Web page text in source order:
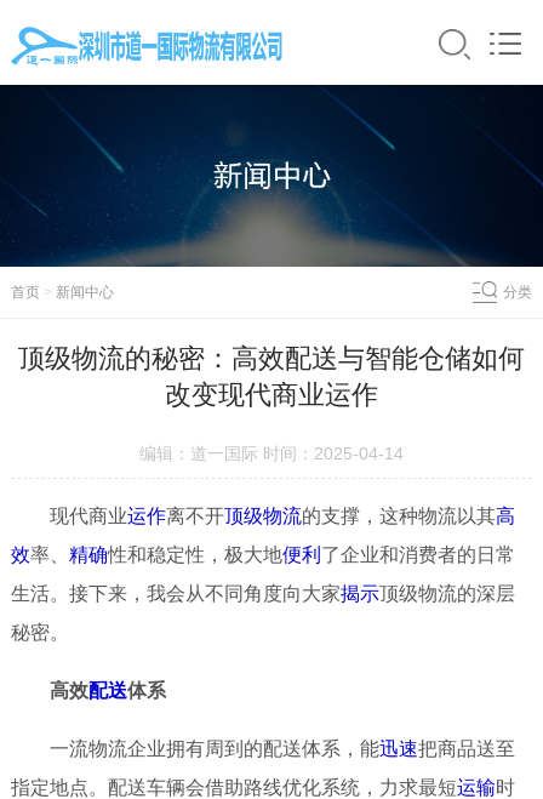
首页> 新闻中心 分类
顶级物流的秘密：高效配送与智能仓储如何
改变现代商业运作
编辑：道一国际 时间：2025-04-14
现代商业运作离不开顶级物流的支撑，这种物流以其高
效率、 精确性和稳定性，极大地便利 了企业和消费者的日常
生活。接下来，我会从不同角度向大家揭示顶级物流的深层
秘密。
高效配送体系
一流物流企业拥有周到的配送体系，能迅速把商品送至
指定地点。配送车辆会借助路线优化系统，力求最短运输时